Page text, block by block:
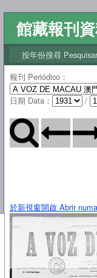
館藏報刊
按年份搜尋
報刊 Periódico ：
日期 Data ： /
於新視窗開啟 Abrir